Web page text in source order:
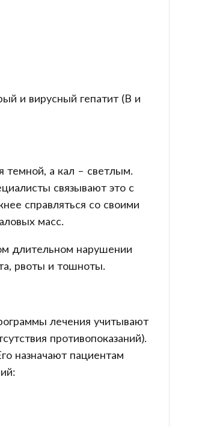
и вирусный гепатит (В и
темной, а кал – светлым.
связывают это с
справляться со своими
масс.
длительном нарушении
рвоты и тошноты.
лечения учитывают
противопоказаний).
назначают пациентам